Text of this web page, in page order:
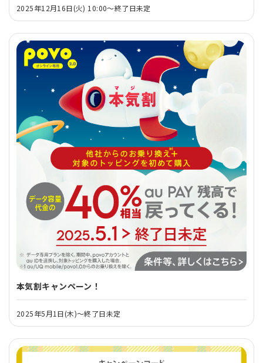
2025年12月16日(火) 10:00～終了日未定
本気割キャンペーン！
2025年5月1日(木)～終了日未定